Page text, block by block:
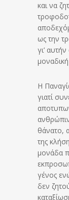
και να
ως την
γι’
Η
γιατί
θάνατο,
της
μονάδα
γένος
δεν